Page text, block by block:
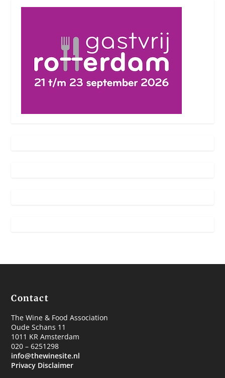
Contact
The Wine & Food Association
Oude Schans 11
1011 KR Amsterdam
020 – 6251298
info@thewinesite.nl
Privacy Disclaimer